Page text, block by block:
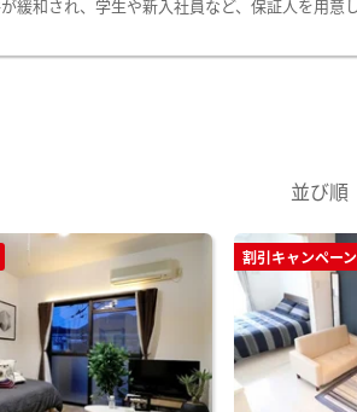
緩和され、学生や新入社員など、保証人を用
並び順
割引キャンペーン